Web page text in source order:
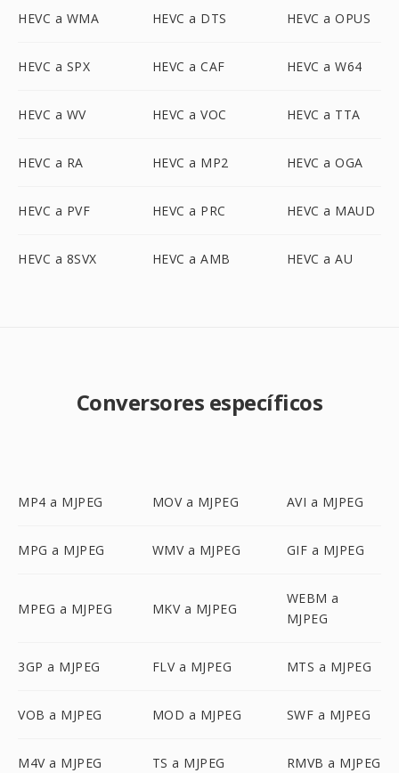
HEVC a WMA HEVC a DTS HEVC a OPUS
HEVC a SPX HEVC a CAF HEVC a W64
HEVC a WV HEVC a VOC HEVC a TTA
HEVC a RA HEVC a MP2 HEVC a OGA
HEVC a PVF HEVC a PRC HEVC a MAUD
HEVC a 8SVX HEVC a AMB HEVC a AU
Conversores específicos
MP4 a MJPEG MOV a MJPEG AVI a MJPEG
MPG a MJPEG WMV a MJPEG GIF a MJPEG
MPEG a MJPEG MKV a MJPEG
WEBM a
MJPEG
3GP a MJPEG FLV a MJPEG MTS a MJPEG
VOB a MJPEG MOD a MJPEG SWF a MJPEG
M4V a MJPEG TS a MJPEG RMVB a MJPEG